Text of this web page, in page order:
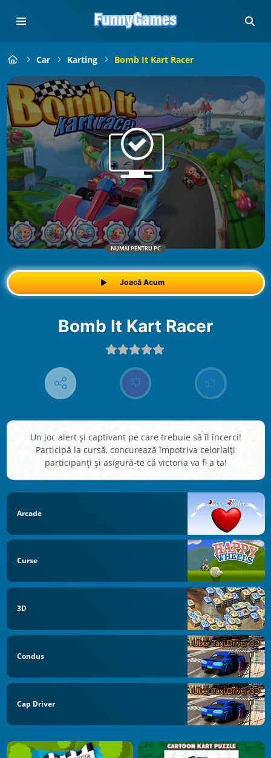
Car Karting Bomb It Kart Racer
NUMAI PENTRU PC
Joacă Acum
Bomb It Kart Racer
Un joc alert și captivant pe care trebuie să îl încerci!
Participă la cursă, concurează împotriva celorlalți
participanți și asigură-te că victoria va fi a ta!
Arcade
Curse
3D
Condus
Cap Driver